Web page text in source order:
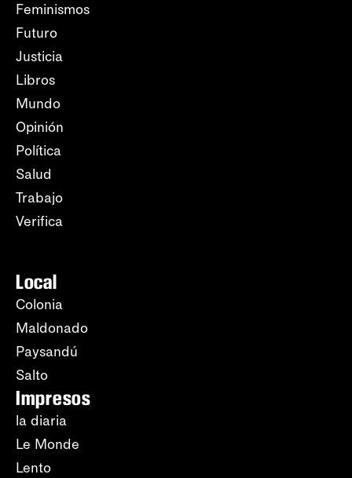
Feminismos
Futuro
Justicia
Libros
Mundo
Opinión
Política
Salud
Trabajo
Verifica
Local
Colonia
Maldonado
Paysandú
Salto
Impresos
la diaria
Le Monde
Lento